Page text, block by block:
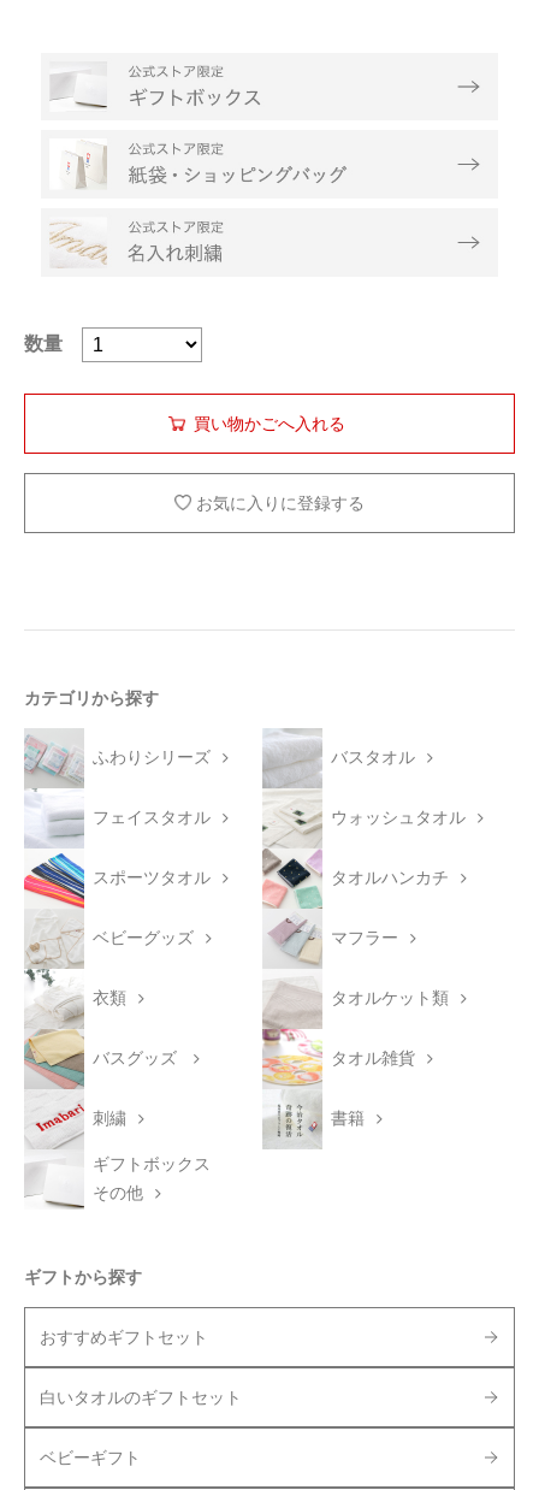
数量
お気に入りに登録する
カテゴリから探す
ふわりシリーズ バスタオル
フェイスタオル ウォッシュタオル
スポーツタオル タオルハンカチ
ベビーグッズ マフラー
衣類 タオルケット類
バスグッズ タオル雑貨
刺繍 書籍
ギフトボックス
その他
ギフトから探す
おすすめギフトセット
白いタオルのギフトセット
ベビーギフト